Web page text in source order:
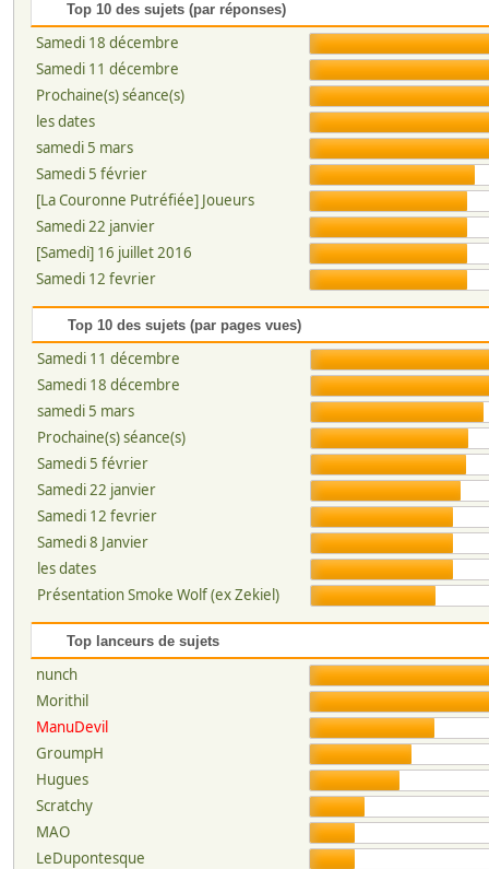
Top 10 des sujets (par réponses)
Samedi 18 décembre
Samedi 11 décembre
Prochaine(s) séance(s)
les dates
samedi 5 mars
Samedi 5 février
[La Couronne Putréfiée] Joueurs
Samedi 22 janvier
[Samedi] 16 juillet 2016
Samedi 12 fevrier
Top 10 des sujets (par pages vues)
Samedi 11 décembre
Samedi 18 décembre
samedi 5 mars
Prochaine(s) séance(s)
Samedi 5 février
Samedi 22 janvier
Samedi 12 fevrier
Samedi 8 Janvier
les dates
Présentation Smoke Wolf (ex Zekiel)
Top lanceurs de sujets
nunch
Morithil
ManuDevil
GroumpH
Hugues
Scratchy
MAO
LeDupontesque